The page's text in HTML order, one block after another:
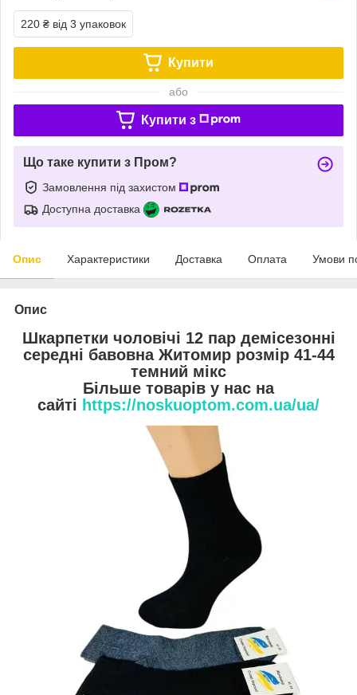
220 ₴ від 3 упаковок
Купити
або
Купити з
Що таке купити з Пром?
Замовлення під захистом
Доступна доставка
Опис Характеристики Доставка Оплата Умови
Опис
Шкарпетки чоловічі 12 пар демісезонні
середні бавовна Житомир розмір 41-44
темний мікс
Більше товарів у нас на
сайті https://noskuoptom.com.ua/ua/